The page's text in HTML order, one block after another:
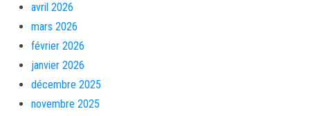
avril 2026
mars 2026
février 2026
janvier 2026
décembre 2025
novembre 2025